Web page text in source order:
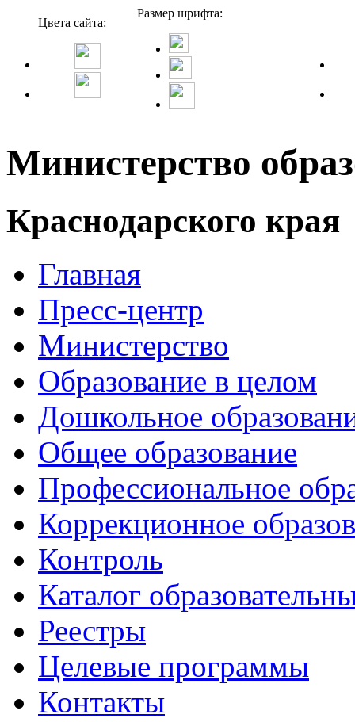
Цвета сайта:
Размер шрифта:
Министерство
Краснодарского края
Главная
Пресс-центр
Министерство
Образование в целом
Дошкольное
Общее образование
Профессиональное
Коррекционное
Контроль
Каталог
Реестры
Целевые программы
Контакты